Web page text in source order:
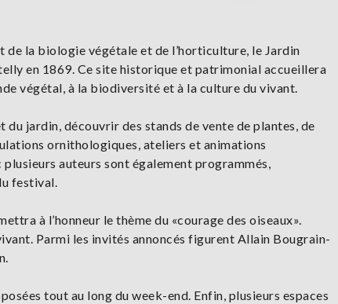
de la biologie végétale et de l’horticulture, le Jardin
en 1869. Ce site historique et patrimonial accueillera
végétal, à la biodiversité et à la culture du vivant.
jardin, découvrir des stands de vente de plantes, de
ornithologiques, ateliers et animations
auteurs sont également programmés,
festival.
à l’honneur le thème du «courage des oiseaux».
Parmi les invités annoncés figurent Allain Bougrain-
tout au long du week-end. Enfin, plusieurs espaces